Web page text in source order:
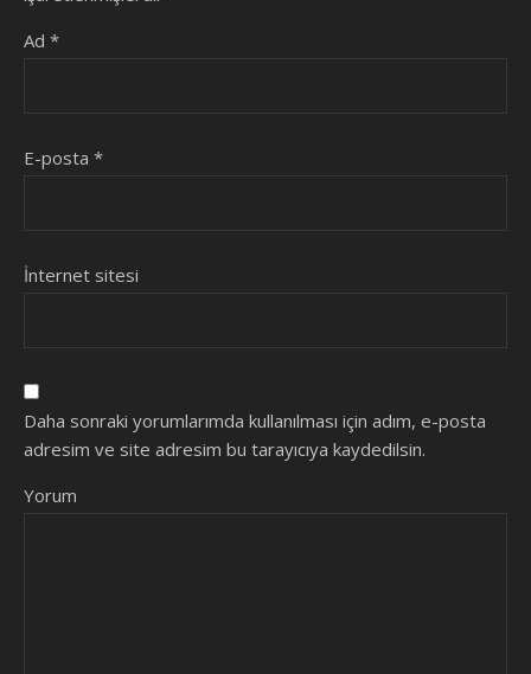
Ad *
E-posta *
İnternet sitesi
Daha sonraki yorumlarımda kullanılması için adım, e-posta
adresim ve site adresim bu tarayıcıya kaydedilsin.
Yorum